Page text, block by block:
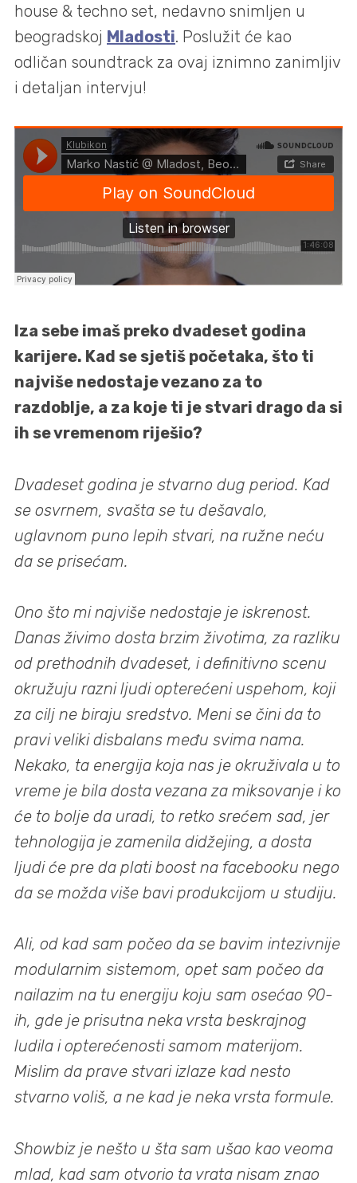
house & techno set, nedavno snimljen u
beogradskoj Mladosti. Poslužit će kao
odličan soundtrack za ovaj iznimno zanimljiv
i detaljan intervju!
Iza sebe imaš preko dvadeset godina
karijere. Kad se sjetiš početaka, što ti
najviše nedostaje vezano za to
razdoblje, a za koje ti je stvari drago da si
ih se vremenom riješio?
Dvadeset godina je stvarno dug period. Kad
se osvrnem, svašta se tu dešavalo,
uglavnom puno lepih stvari, na ružne neću
da se prisećam.
Ono što mi najviše nedostaje je iskrenost.
Danas živimo dosta brzim životima, za razliku
od prethodnih dvadeset, i definitivno scenu
okružuju razni ljudi opterećeni uspehom, koji
za cilj ne biraju sredstvo. Meni se čini da to
pravi veliki disbalans među svima nama.
Nekako, ta energija koja nas je okruživala u to
vreme je bila dosta vezana za miksovanje i ko
će to bolje da uradi, to retko srećem sad, jer
tehnologija je zamenila didžejing, a dosta
ljudi će pre da plati boost na facebooku nego
da se možda više bavi produkcijom u studiju.
Ali, od kad sam počeo da se bavim intezivnije
modularnim sistemom, opet sam počeo da
nailazim na tu energiju koju sam osećao 90-
ih, gde je prisutna neka vrsta beskrajnog
ludila i opterećenosti samom materijom.
Mislim da prave stvari izlaze kad nesto
stvarno voliš, a ne kad je neka vrsta formule.
Showbiz je nešto u šta sam ušao kao veoma
mlad, kad sam otvorio ta vrata nisam znao